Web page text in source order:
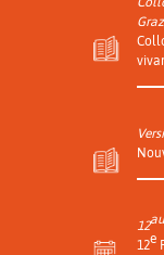
12au
12e